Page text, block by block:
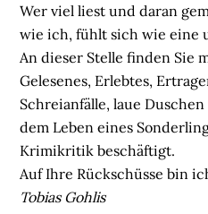
Wer viel liest und daran
wie ich, fühlt sich wie eine
An dieser Stelle finden Sie
Gelesenes, Erlebtes,
Schreianfälle, laue
dem Leben eines
Krimikritik beschäftigt.
Auf Ihre Rückschüsse bin
Tobias Gohlis